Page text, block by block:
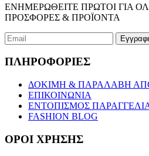
ΕΝΗΜΕΡΩΘΕΙΤΕ ΠΡΩΤΟΙ ΓΙΑ
ΠΡΟΣΦΟΡΕΣ & ΠΡΟΪΟΝΤΑ
ΠΛΗΡΟΦΟΡΙΕΣ
ΔΟΚΙΜΗ & ΠΑΡΑΛΑΒΗ
ΕΠΙΚΟΙΝΩΝΙΑ
ΕΝΤΟΠΙΣΜΟΣ
FASHION BLOG
ΟΡΟΙ ΧΡΗΣΗΣ